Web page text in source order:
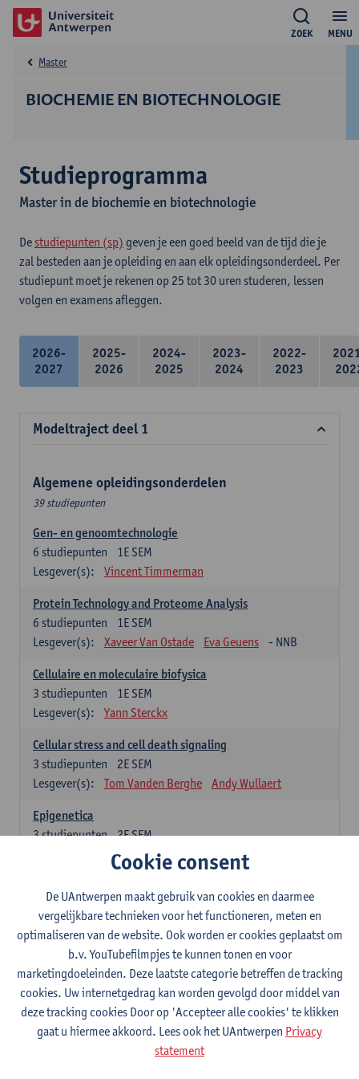
MENU
ZOEK
BIOCHEMIE EN BIOTECHNOLOGIE
Master
Studieprogramma
Master in de biochemie en biotechnologie
De studiepunten (sp) geven je een goed beeld van de tijd die je
zal besteden aan je opleiding en aan elk opleidingsonderdeel. Per
studiepunt moet je rekenen op 25 tot 30 uren studeren, lessen
volgen en examens afleggen.
2026-
2027
2025-
2026
2024-
2025
2023-
2024
2022-
2023
Modeltraject deel 1
Algemene opleidingsonderdelen
39 studiepunten
Gen- en genoomtechnologie
1E SEM
6 studiepunten
Lesgever(s):
Vincent Timmerman
Protein Technology and Proteome Analysis
1E SEM
6 studiepunten
Lesgever(s):
Xaveer Van Ostade Eva Geuens - NNB
Cellulaire en moleculaire biofysica
1E SEM
3 studiepunten
Lesgever(s):
Yann Sterckx
Cellular stress and cell death signaling
2E SEM
3 studiepunten
Lesgever(s):
Tom Vanden Berghe Andy Wullaert
Epigenetica
2E SEM
3studiepunten
Wim Vanden Berghe
2E SEM
studiepunten
Lesgever(s):
Erik Fransen Kris Laukens
Laboratory Animal Science (core module)
2E SEM
6studiepunten
Lesgever(s):
Chris Van Ginneken Debby Van Dam
Bio-ethics
Cookie consent
De UAntwerpen maakt gebruik van cookies en daarmee
vergelijkbare technieken voor het functioneren, meten en
optimaliseren van de website. Ook worden er cookies geplaatst om
b.v. YouTubefilmpjes te kunnen tonen en voor
marketingdoeleinden. Deze laatste categorie betreffen de tracking
cookies. Uw internetgedrag kan worden gevolgd door middel van
deze tracking cookies Door op 'Accepteer alle cookies' te klikken
gaat u hiermee akkoord. Lees ook het UAntwerpen Privacy
statement